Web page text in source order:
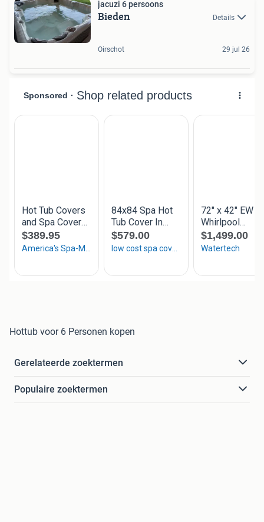
jacuzi 6 persoons
Bieden Details
Oirschot 29 jul 26
Hottub voor 6 Personen kopen
Gerelateerde zoektermen
Populaire zoektermen